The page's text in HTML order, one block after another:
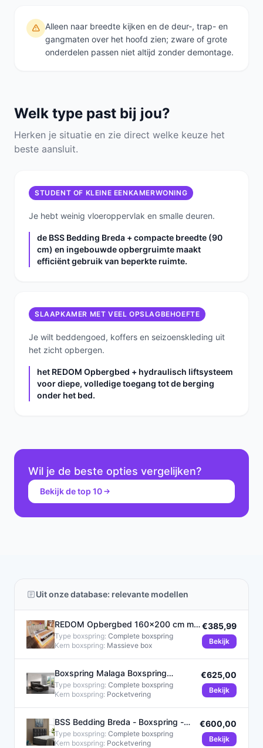
Alleen naar breedte kijken en de deur-, trap- en
gangmaten over het hoofd zien; zware of grote
onderdelen passen niet altijd zonder demontage.
Welk type past bij jou?
Herken je situatie en zie direct welke keuze het
beste aansluit.
STUDENT OF KLEINE EENKAMERWONING
Je hebt weinig vloeroppervlak en smalle deuren.
de BSS Bedding Breda + compacte breedte (90
cm) en ingebouwde opbergruimte maakt
efficiënt gebruik van beperkte ruimte.
SLAAPKAMER MET VEEL OPSLAGBEHOEFTE
Je wilt beddengoed, koffers en seizoenskleding uit
het zicht opbergen.
het REDOM Opbergbed + hydraulisch liftsysteem
voor diepe, volledige toegang tot de berging
onder het bed.
Wil je de beste opties vergelijken?
Bekijk de top 10
Uit onze database: relevante modellen
REDOM Opbergbed 160x200 cm met
Hydraulisch Liftsysteem en
Type boxspring: Complete boxspring
Kern boxspring: Massieve box
€385,99
Bekijk
Boxspring Malaga Boxspring
120x200 cm Zwart PU met
Type boxspring: Complete boxspring
Kern boxspring: Pocketvering
€625,00
Bekijk
BSS Bedding Breda - Boxspring -
Complete Boxspring - 90x200
Type boxspring: Complete boxspring
Kern boxspring: Pocketvering
€600,00
Bekijk